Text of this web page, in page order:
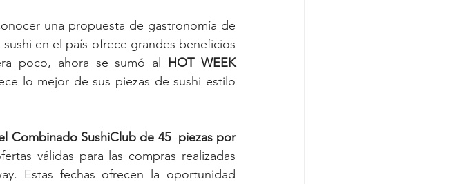
una propuesta de gastronomía de
en el país ofrece grandes beneficios
poco, ahora se sumó al HOT WEEK
lo mejor de sus piezas de sushi estilo
Combinado SushiClub de 45  piezas por
válidas para las compras realizadas
Estas fechas ofrecen la oportunidad